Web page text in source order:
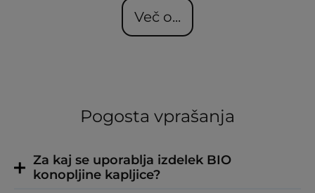
Več o...
Pogosta vprašanja
Za kaj se uporablja izdelek BIO
konopljine kapljice?